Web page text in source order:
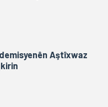
Aştîxwaz